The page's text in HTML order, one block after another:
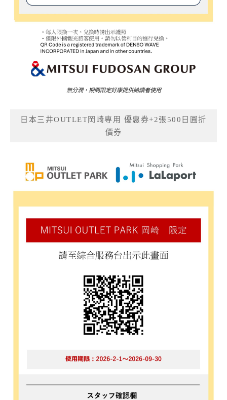
無分潤，期間限定好康提供給讀者使用
日本三井OUTLET岡崎專用 優惠券+2張500日圓折
價券